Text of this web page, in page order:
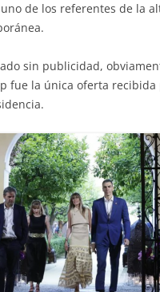
de los referentes de la
sin publicidad,
fue la única oferta recibida